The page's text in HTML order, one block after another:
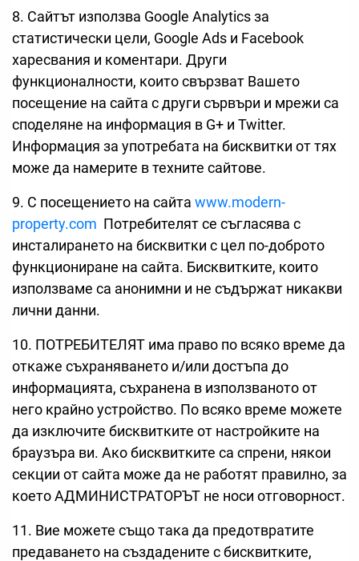
8. Сайтът използва Google Analytics за
статистически цели, Google Ads и Facebook
харесвания и коментари. Други
функционалности, които свързват Вашето
посещение на сайта с други сървъри и мрежи са
споделяне на информация в G+ и Twitter.
Информация за употребата на бисквитки от тях
може да намерите в техните сайтове.
9. С посещението на сайта www.modern-
property.com Потребителят се съгласява с
инсталирането на бисквитки с цел по-доброто
функциониране на сайта. Бисквитките, които
използваме са анонимни и не съдържат никакви
лични данни.
10. ПОТРЕБИТЕЛЯТ има право по всяко време да
откаже съхраняването и/или достъпа до
информацията, съхранена в използваното от
него крайно устройство. По всяко време можете
да изключите бисквитките от настройките на
браузъра ви. Ако бисквитките са спрени, някои
секции от сайта може да не работят правилно, за
което АДМИНИСТРАТОРЪТ не носи отговорност.
11. Вие можете също така да предотвратите
предаването на създадените с бисквитките,